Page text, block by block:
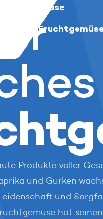
Unser Fruchtgemüse
Fruchtgemüse
Produkte voller
und Gurken
und
hat